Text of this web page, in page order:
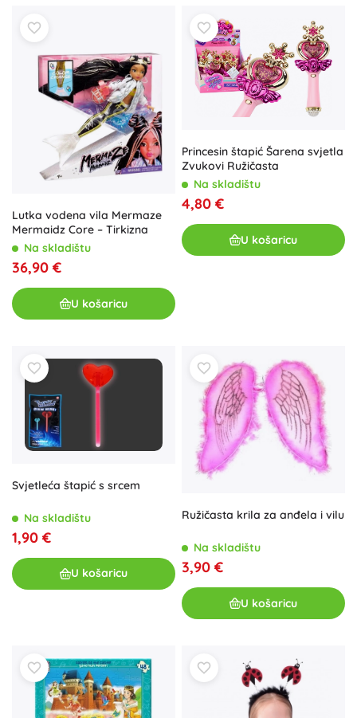
Lutka vodena vila Mermaze
Mermaidz Core – Tirkizna
Na skladištu
36,90 €
U košaricu
Princesin štapić Šarena svjetla
Zvukovi Ružičasta
Na skladištu
4,80 €
U košaricu
Svjetleća štapić s srcem
Na skladištu
1,90 €
U košaricu
Ružičasta krila za anđela i vilu
Na skladištu
3,90 €
U košaricu